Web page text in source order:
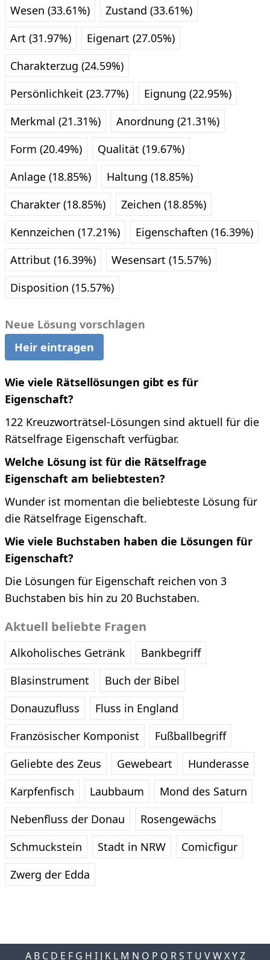
Wesen (33.61%)
Zustand (33.61%)
Art (31.97%)
Eigenart (27.05%)
Charakterzug (24.59%)
Persönlichkeit (23.77%)
Eignung (22.95%)
Merkmal (21.31%)
Anordnung (21.31%)
Form (20.49%)
Qualität (19.67%)
Anlage (18.85%)
Haltung (18.85%)
Charakter (18.85%)
Zeichen (18.85%)
Kennzeichen (17.21%)
Eigenschaften (16.39%)
Attribut (16.39%)
Wesensart (15.57%)
Disposition (15.57%)
Neue Lösung vorschlagen
Heir eintragen
Wie viele Rätsellösungen gibt es für
Eigenschaft?
122 Kreuzworträtsel-Lösungen sind aktuell für die
Rätselfrage Eigenschaft verfügbar.
Welche Lösung ist für die Rätselfrage
Eigenschaft am beliebtesten?
Wunder ist momentan die beliebteste Lösung für
die Rätselfrage Eigenschaft.
Wie viele Buchstaben haben die Lösungen für
Eigenschaft?
Die Lösungen für Eigenschaft reichen von 3
Buchstaben bis hin zu 20 Buchstaben.
Aktuell beliebte Fragen
Alkoholisches Getränk
Bankbegriff
Blasinstrument
Buch der Bibel
Donauzufluss
Fluss in England
Französischer Komponist
Fußballbegriff
Geliebte des Zeus
Gewebeart
Hunderasse
Karpfenfisch
Laubbaum
Mond des Saturn
Nebenfluss der Donau
Rosengewächs
Schmuckstein
Stadt in NRW
Comicfigur
Zwerg der Edda
A B C D E F G H I J K L M N O P Q R S T U V W X Y Z